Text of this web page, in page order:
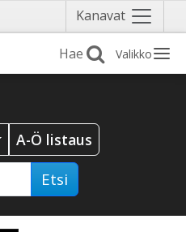
Kanavat Näytä
valikko
Valikko
A-Ö listaus
Etsi